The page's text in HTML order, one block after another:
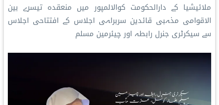
ملائیشیا کے دارالحکومت کوالالمپور میں منعقدہ تیسرے بین
الاقوامی مذہبی قائدین سربراہی اجلاس کے افتتاحی اجلاس
سے سيکرٹری جنرل رابطہ اور چیئرمین مسلم